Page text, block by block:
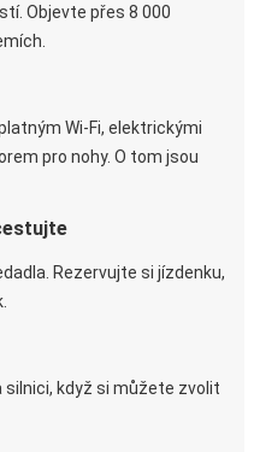
Objevte přes 8 000
Wi-Fi, elektrickými
pro nohy. O tom jsou
Rezervujte si jízdenku,
silnici, když si můžete zvolit